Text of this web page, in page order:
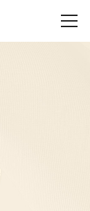
메뉴